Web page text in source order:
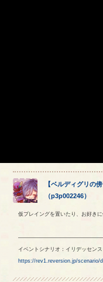
【ベルディグリの傍
（p3p002246）
仮プレイングを置いたり、お好き
イベントシナリオ：イリデッセン
https://rev1.reversion.jp/scenario/